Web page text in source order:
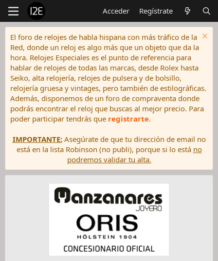
Acceder Regístrate
El foro de relojes de habla hispana con más tráfico de la
Red, donde un reloj es algo más que un objeto que da la
hora. Relojes Especiales es el punto de referencia para
hablar de relojes de todas las marcas, desde Rolex hasta
Seiko, alta relojería, relojes de pulsera y de bolsillo,
relojería gruesa y vintages, pero también de estilográficas.
Además, disponemos de un foro de compraventa donde
podrás encontrar el reloj que buscas al mejor precio. Para
poder participar tendrás que registrarte.
IMPORTANTE:Asegúrate de que tu dirección de email no
está en la lista Robinson (no publi), porque si lo está no
podremos validar tu alta.